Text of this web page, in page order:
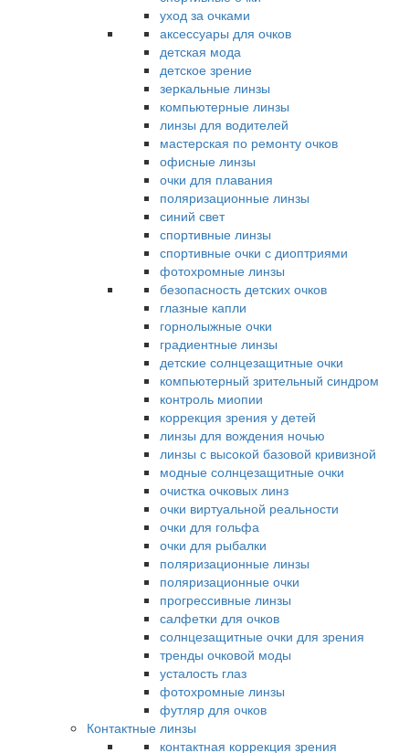
уход за очками
аксессуары для очков
детская мода
детское зрение
зеркальные линзы
компьютерные линзы
линзы для водителей
мастерская по ремонту очков
офисные линзы
очки для плавания
поляризационные линзы
синий свет
спортивные линзы
спортивные очки с диоптриями
фотохромные линзы
безопасность детских очков
глазные капли
горнолыжные очки
градиентные линзы
детские солнцезащитные очки
компьютерный зрительный синдром
контроль миопии
коррекция зрения у детей
линзы для вождения ночью
линзы с высокой базовой кривизной
модные солнцезащитные очки
очистка очковых линз
очки виртуальной реальности
очки для гольфа
очки для рыбалки
поляризационные линзы
поляризационные очки
прогрессивные линзы
салфетки для очков
солнцезащитные очки для зрения
тренды очковой моды
усталость глаз
фотохромные линзы
футляр для очков
Контактные линзы
контактная коррекция зрения